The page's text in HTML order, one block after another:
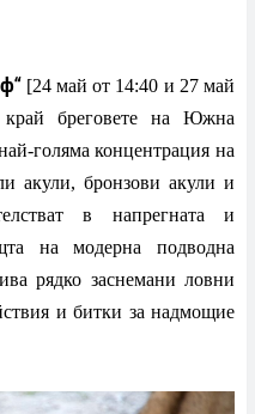
[24 май от 14:40 и 27 май
край бреговете на Южна
голяма концентрация на
акули, бронзови акули и
в напрегната и
на модерна подводна
рядко заснемани ловни
и битки за надмощие